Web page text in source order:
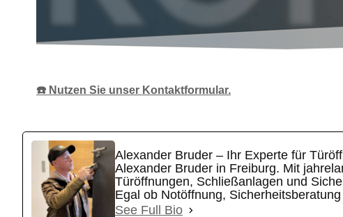
☎️ Nutzen Sie unser Kontaktformular.
Alexander Bruder – Ihr Experte für
Alexander Bruder in Freiburg. Mit
Türöffnungen, Schließanlagen und
Egal ob Notöffnung,
See Full Bio